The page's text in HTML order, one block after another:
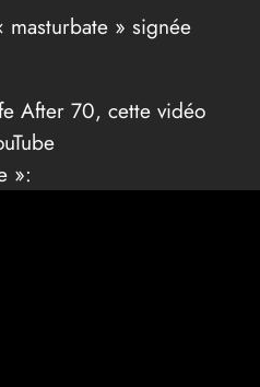
masturbate » signée
After 70, cette vidéo
»: